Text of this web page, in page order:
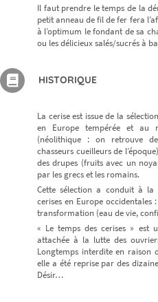
Il faut prendre le temps de la
petit anneau de fil de fer fera
à l’optimum le fondant de sa
ou les délicieux salés/sucrés à
HISTORIQUE
La cerise est issue de la
en Europe tempérée et au
(néolithique : on retrouve
chasseurs cueilleurs de
des drupes (fruits avec un
par les grecs et les romains.
Cette sélection a conduit à
cerises en Europe occidentales
transformation (eau de vie,
« Le temps des cerises » est
attachée à la lutte des
Longtemps interdite en raison
elle a été reprise par des
Désir…